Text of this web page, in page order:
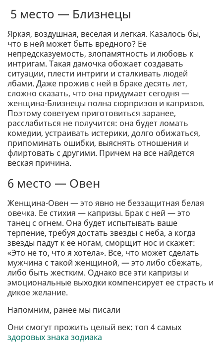
5 место — Близнецы
Яркая, воздушная, веселая и легкая. Казалось бы,
что в ней может быть вредного? Ее
непредсказуемость, злопамятность и любовь к
интригам. Такая дамочка обожает создавать
ситуации, плести интриги и сталкивать людей
лбами. Даже прожив с ней в браке десять лет,
сложно сказать, что она придумает сегодня —
женщина-Близнецы полна сюрпризов и капризов.
Поэтому советуем приготовиться заранее,
расслабиться не получится: она будет ломать
комедии, устраивать истерики, долго обижаться,
припоминать ошибки, выяснять отношения и
флиртовать с другими. Причем на все найдется
веская причина.
6 место — Овен
Женщина-Овен — это явно не беззащитная белая
овечка. Ее стихия — капризы. Брак с ней — это
танец с огнем. Она будет испытывать ваше
терпение, требуя достать звезды с неба, а когда
звезды падут к ее ногам, сморщит нос и скажет:
«Это не то, что я хотела». Все, что может сделать
мужчина с такой женщиной, — это либо сбежать,
либо быть жестким. Однако все эти капризы и
эмоциональные выходки компенсирует ее страсть и
дикое желание.
Напомним, ранее мы писали
Они смогут прожить целый век: топ 4 самых
здоровых знака зодиака